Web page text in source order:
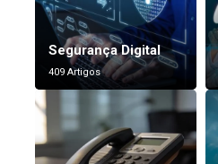
Segurança Digital
409 Artigos